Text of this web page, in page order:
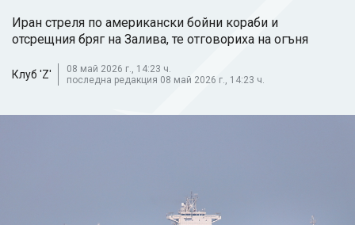
Иран стреля по американски бойни кораби и
отсрещния бряг на Залива, те отговориха на огъня
Клуб 'Z'
08 май 2026 г., 14:23 ч.
последна редакция 08 май 2026 г., 14:23 ч.